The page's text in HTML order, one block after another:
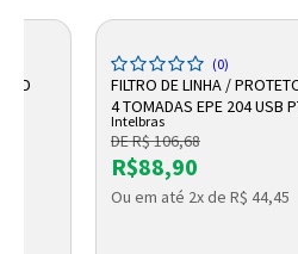
HD
(0)
FILTRO DE LINHA /
4 TOMADAS EPE 204 USB
INTELBRAS
Intelbras
DE R$ 106,68
R$88,90
Ou em até 2x de R$ 44,45